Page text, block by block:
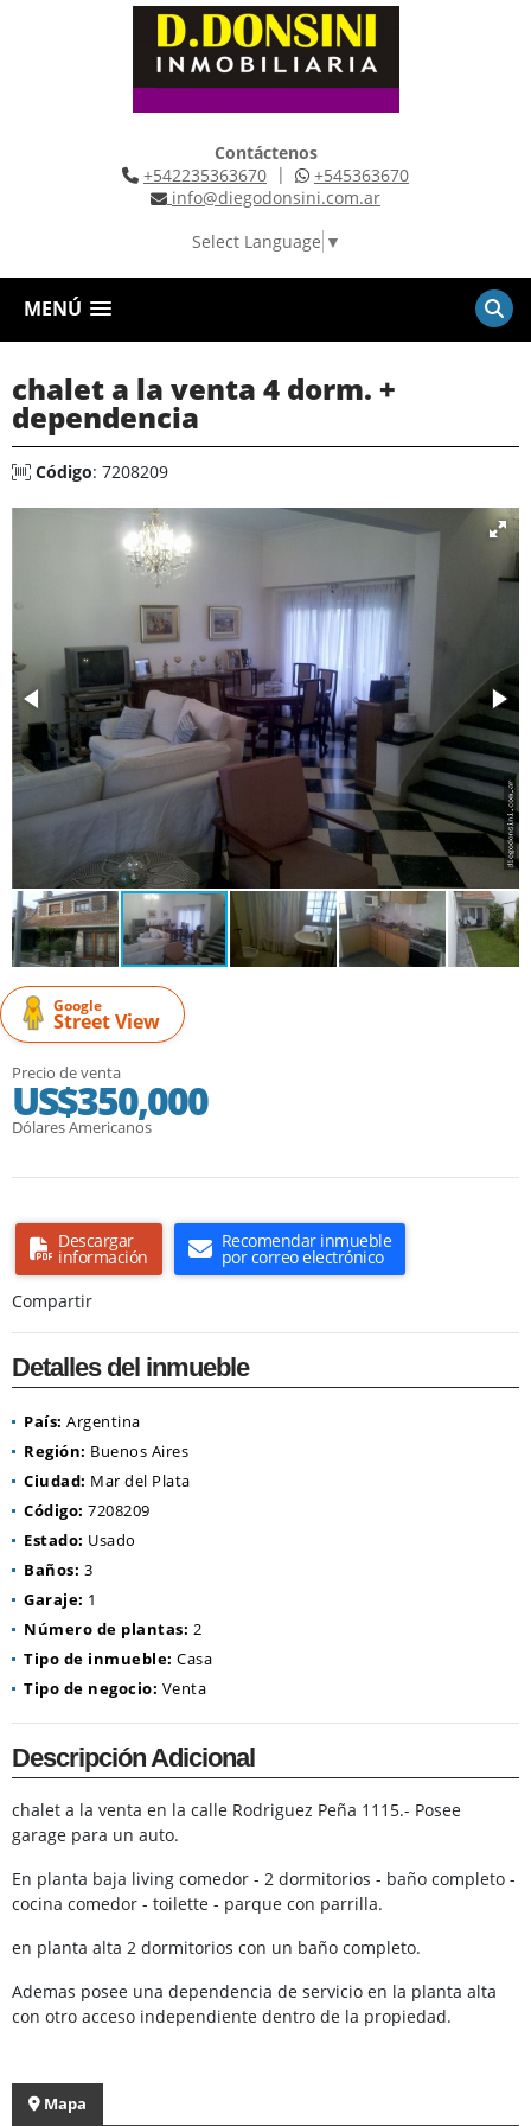
Contáctenos
+542235363670 |
+545363670
info@diegodonsini.com.ar
Select Language ▼
MENÚ
chalet a la venta 4 dorm. +
dependencia
Código: 7208209
Google
Street View
Precio de venta
US$350,000
Dólares Americanos
Descargar
información
Recomendar inmueble
por correo electrónico
Compartir
Detalles del inmueble
País: Argentina
Región: Buenos Aires
Ciudad: Mar del Plata
Código: 7208209
Estado: Usado
Baños: 3
Garaje: 1
Número de plantas: 2
Tipo de inmueble: Casa
Tipo de negocio: Venta
Descripción Adicional
chalet a la venta en la calle Rodriguez Peña 1115.- Posee
garage para un auto.
En planta baja living comedor - 2 dormitorios - baño completo -
cocina comedor - toilette - parque con parrilla.
en planta alta 2 dormitorios con un baño completo.
Ademas posee una dependencia de servicio en la planta alta
con otro acceso independiente dentro de la propiedad.
Mapa